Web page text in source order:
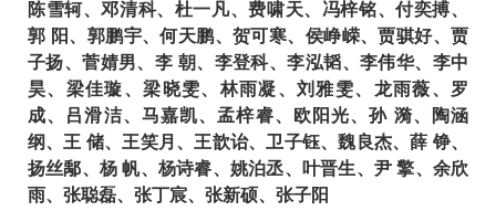
陈雪轲、邓清科、杜一凡、费啸天、冯梓铭、付奕搏、
郭 阳、郭鹏宇、何天鹏、贺可寒、侯峥嵘、贾骐好、贾
子扬、菅婧男、李 朝、李登科、李泓韬、李伟华、李中
昊、梁佳璇、梁晓雯、林雨凝、刘雅雯、龙雨薇、罗
成、吕滑洁、马嘉凯、孟梓睿、欧阳光、孙 漪、陶涵
纲、王 储、王笑月、王歆诒、卫子钰、魏良杰、薛 铮、
扬丝鄅、杨帆、杨诗睿、姚泊丞、叶晋生、尹 擎、余欣
雨、张聪磊、张丁宸、张新硕、张子阳